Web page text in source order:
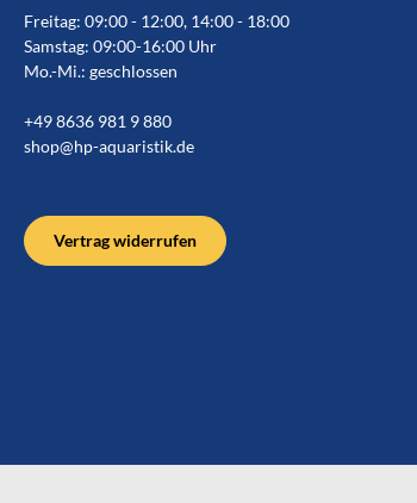
Freitag: 09:00 - 12:00, 14:00 - 18:00
Samstag: 09:00-16:00 Uhr
Mo.-Mi.: geschlossen
+49 8636 981 9 880
shop@hp-aquaristik.de
Vertrag widerrufen